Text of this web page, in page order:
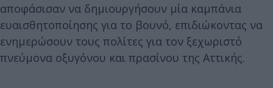
αποφάσισαν να δημιουργήσουν μία καμπάνια
ευαισθητοποίησης για το βουνό, επιδιώκοντας να
ενημερώσουν τους πολίτες για τον ξεχωριστό
πνεύμονα οξυγόνου και πρασίνου της Αττικής.